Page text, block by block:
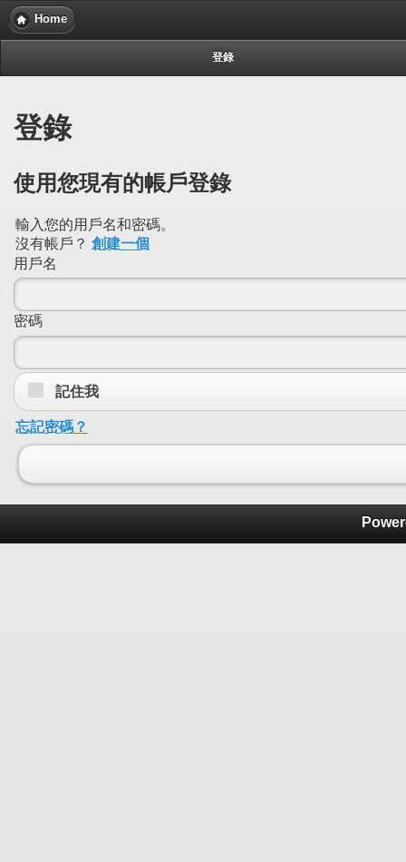
Home
登錄
登錄
使用您現有的帳戶登錄
輸入您的用戶名和密碼。
沒有帳戶？ 創建一個
用戶名
密碼
記住我
忘記密碼？